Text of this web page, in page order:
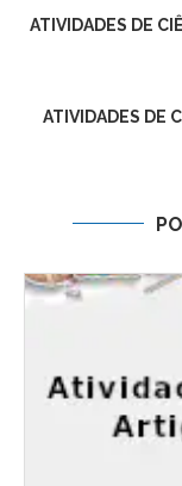
ATIVIDADES DE
ATIVIDADES DE